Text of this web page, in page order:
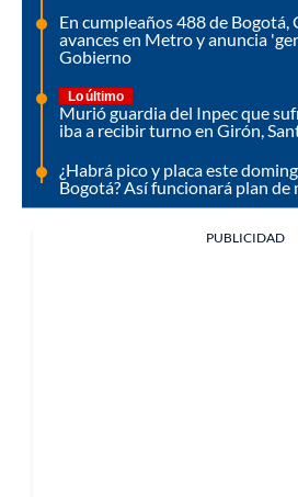
En cumpleaños 488 de Bogotá,
avances en Metro y anuncia
Gobierno
Lo último
Murió guardia del Inpec que
iba a recibir turno en Girón,
¿Habrá pico y placa este
Bogotá? Así funcionará plan
PUBLICIDAD